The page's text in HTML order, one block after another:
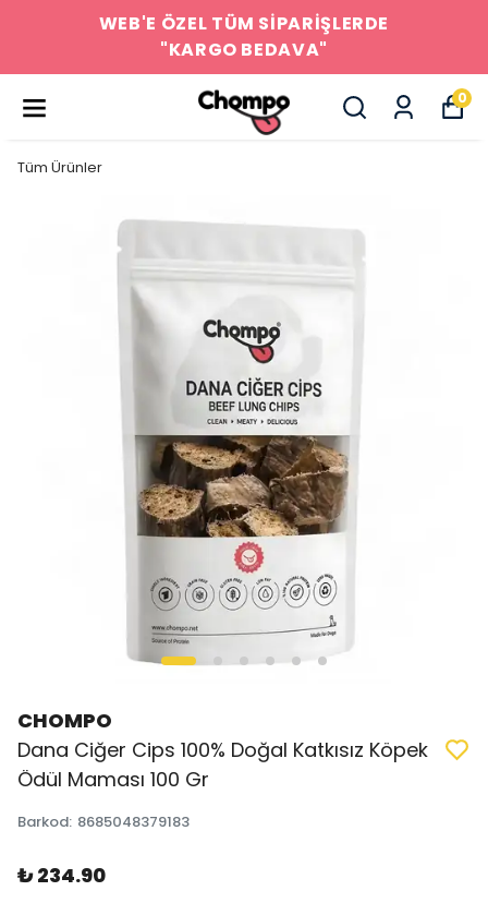
WEB'E ÖZEL TÜM SİPARİŞLERDE
"KARGO BEDAVA"
0
Tüm Ürünler
CHOMPO
Dana Ciğer Cips 100% Doğal Katkısız Köpek
Ödül Maması 100 Gr
Barkod: 8685048379183
₺ 234.90